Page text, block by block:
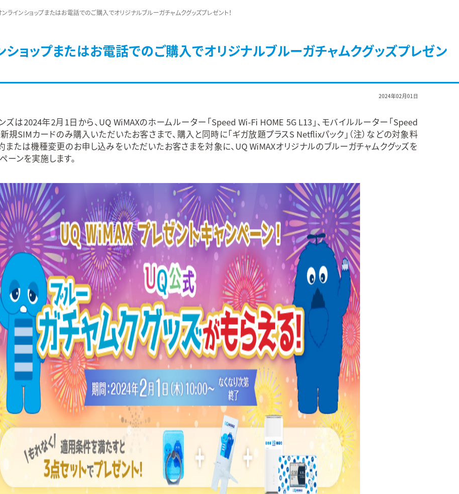
ラインショップまたはお電話でのご購入でオリジナルブルーガチャムクグッズプレゼント！
ショップまたはお電話でのご購入でオリジナルブルーガチャムクグッズプレゼン
2024年02月01日
ズは2024年2月1日から、UQ WiMAXのホームルーター「Speed Wi-Fi HOME 5G L13」、モバイルルーター「Speed
規SIMカードのみ購入いただいたお客さまで、購入と同時に「ギガ放題プラスS Netflixパック」（注）などの対象料
または機種変更のお申し込みをいただいたお客さまを対象に、UQ WiMAXオリジナルのブルーガチャムクグッズを
ーンを実施します。